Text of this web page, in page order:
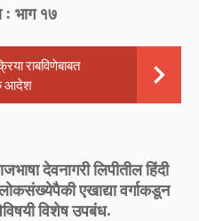
: भाग १७
राबविणेबाबत
आदेश
देवनागरी लिपीतील हिंदी
एखाद्या वर्गाकडून
विशेष उपबंध.